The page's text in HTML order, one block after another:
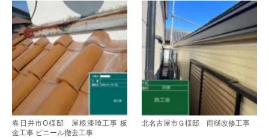
春日井市O様邸 屋根漆喰工事 板
金工事 ビニール撤去工事
北名古屋市Ｇ様邸 雨樋改修工事